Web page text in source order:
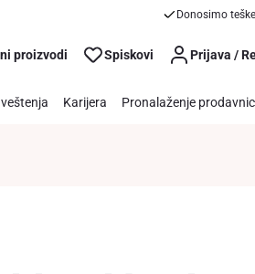
Donosimo
proizvodi Spiskovi Prijava /
Karijera Pronalaženje